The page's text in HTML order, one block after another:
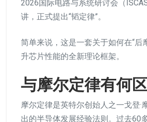
2026国际电路与系统研讨会（
讲，正式提出“韬定律”。
简单来说，这是一套关于如何在“后
升芯片性能的全新理论框架。
与摩尔定律有何
摩尔定律是英特尔创始人之一戈登·
出的半导体发展经验法则。过去60